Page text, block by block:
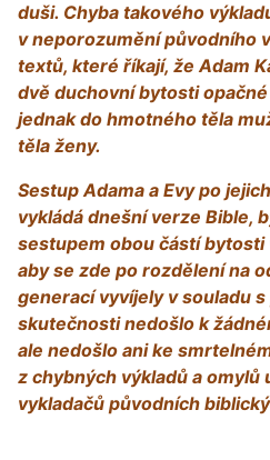
duši. Chyba takového
v neporozumění původního
textů, které říkají, že Adam
dvě duchovní bytosti
jednak do hmotného těla
těla ženy.
Sestup Adama a Evy po
vykládá dnešní verze Bible,
sestupem obou částí bytosti
aby se zde po rozdělení na
generací vyvíjely v souladu
skutečnosti nedošlo k
ale nedošlo ani ke
z chybných výkladů a omylů
vykladačů původních